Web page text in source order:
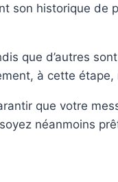
son historique de
que d’autres
à cette
que votre
néanmoins